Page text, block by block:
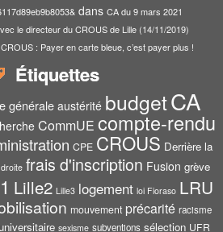
dans CA du 9 mars 2021
le directeur du CROUS de Lille (14/11/2019)
CROUS : Payer en carte bleue, c’est payer plus !
Étiquettes
générale austérité budgetCA
CommUE compte-rendu
CPE CROUS Derrière la
frais d'inscription Fusion grève
Lille2 Lille3 logement loi Fioraso LRU
mouvement précarité racisme
sexisme subventions sélection UFR